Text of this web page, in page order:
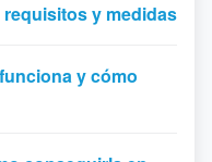
y medidas
y cómo